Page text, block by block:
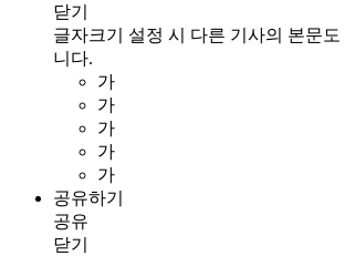
닫기
글자크기 설정 시 다른 기사의 본문
니다.
가
가
가
가
가
공유하기
공유
닫기